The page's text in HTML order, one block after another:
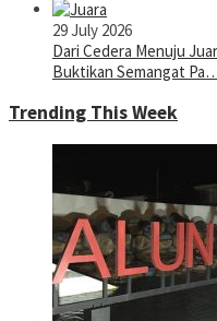
29 July 2026
Dari Cedera Menuju
Buktikan Semangat
Trending This Week